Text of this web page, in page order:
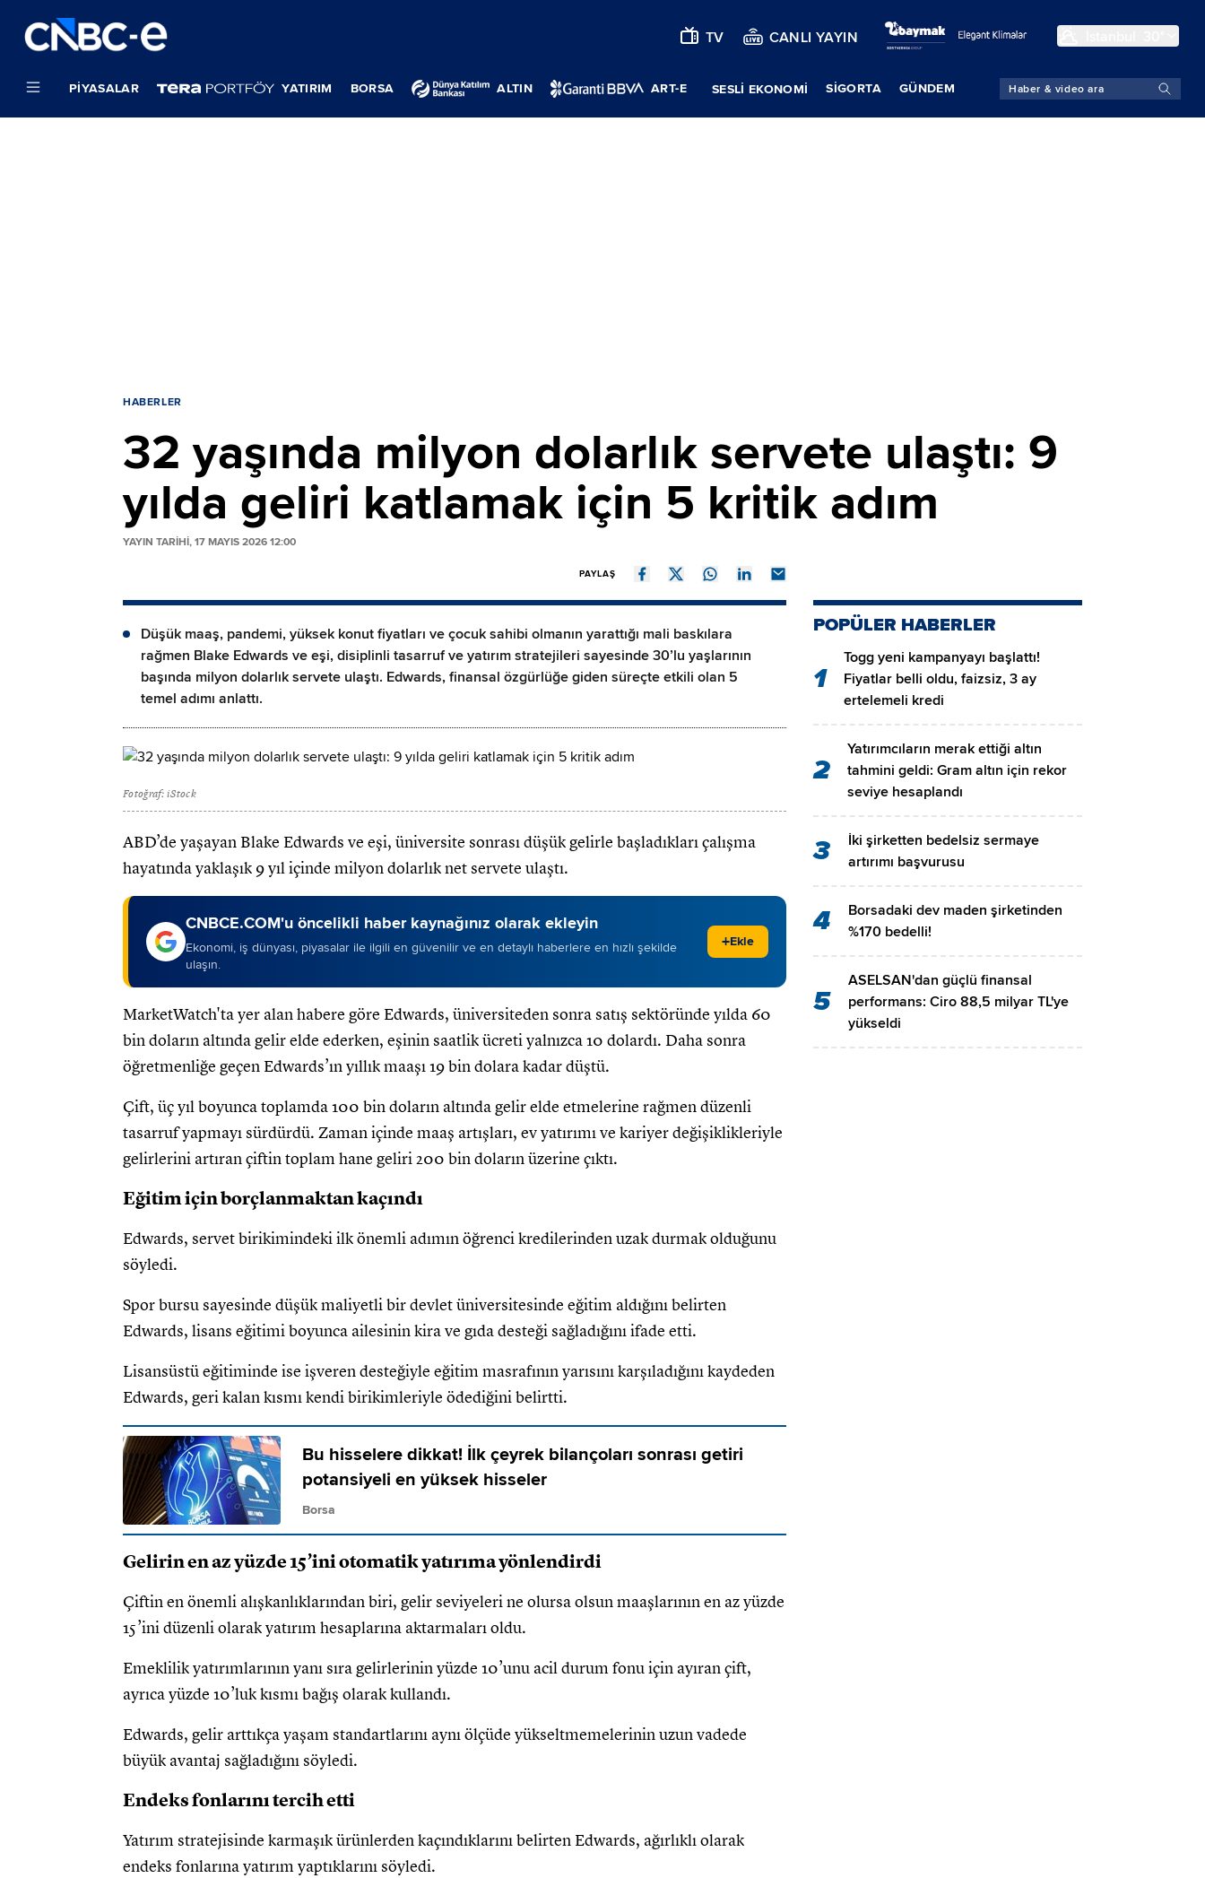
TV CANLI YAYIN
PIYASALAR YATIRIM BORSA ALTIN ART-E SESLİ EKONOMİ SIGORTA GÜNDEM
HABERLER
32 yaşında milyon dolarlık servete ulaştı: 9
yılda geliri katlamak için 5 kritik adım
YAYIN TARİHİ, 17 MAYIS 2026 12:00
PAYLAŞ
Düşük maaş, pandemi, yüksek konut fiyatları ve çocuk sahibi olmanın yarattığı mali baskılara
rağmen Blake Edwards ve eşi, disiplinli tasarruf ve yatırım stratejileri sayesinde 30’lu yaşlarının
başında milyon dolarlık servete ulaştı. Edwards, finansal özgürlüğe giden süreçte etkili olan 5
temel adımı anlattı.
Fotoğraf: iStock
ABD’de yaşayan Blake Edwards ve eşi, üniversite sonrası düşük gelirle başladıkları çalışma
hayatında yaklaşık 9 yıl içinde milyon dolarlık net servete ulaştı.
CNBCE.COM'u öncelikli haber kaynağınız olarak ekleyin
Ekonomi, iş dünyası, piyasalar ile ilgili en güvenilir ve en detaylı haberlere en hızlı şekilde
ulaşın.
+Ekle
MarketWatch'ta yer alan habere göre Edwards, üniversiteden sonra satış sektöründe yılda 60
bin doların altında gelir elde ederken, eşinin saatlik ücreti yalnızca 10 dolardı. Daha sonra
öğretmenliğe geçen Edwards’ın yıllık maaşı 19 bin dolara kadar düştü.
Çift, üç yıl boyunca toplamda 100 bin doların altında gelir elde etmelerine rağmen düzenli
tasarruf yapmayı sürdürdü. Zaman içinde maaş artışları, ev yatırımı ve kariyer değişiklikleriyle
gelirlerini artıran çiftin toplam hane geliri 200 bin doların üzerine çıktı.
Eğitim için borçlanmaktan kaçındı
Edwards, servet birikimindeki ilk önemli adımın öğrenci kredilerinden uzak durmak olduğunu
söyledi.
Spor bursu sayesinde düşük maliyetli bir devlet üniversitesinde eğitim aldığını belirten
Edwards, lisans eğitimi boyunca ailesinin kira ve gıda desteği sağladığını ifade etti.
Lisansüstü eğitiminde ise işveren desteğiyle eğitim masrafının yarısını karşıladığını kaydeden
Edwards, geri kalan kısmı kendi birikimleriyle ödediğini belirtti.
Bu hisselere dikkat! İlk çeyrek bilançoları sonrası getiri
potansiyeli en yüksek hisseler
Borsa
Gelirin en az yüzde 15’ini otomatik yatırıma yönlendirdi
Çiftin en önemli alışkanlıklarından biri, gelir seviyeleri ne olursa olsun maaşlarının en az yüzde
15’ini düzenli olarak yatırım hesaplarına aktarmaları oldu.
Emeklilik yatırımlarının yanı sıra gelirlerinin yüzde 10’unu acil durum fonu için ayıran çift,
ayrıca yüzde 10’luk kısmı bağış olarak kullandı.
Edwards, gelir arttıkça yaşam standartlarını aynı ölçüde yükseltmemelerinin uzun vadede
büyük avantaj sağladığını söyledi.
Endeks fonlarını tercih etti
Yatırım stratejisinde karmaşık ürünlerden kaçındıklarını belirten Edwards, ağırlıklı olarak
endeks fonlarına yatırım yaptıklarını söyledi.
POPÜLER HABERLER
1
Togg yeni kampanyayı başlattı!
Fiyatlar belli oldu, faizsiz, 3 ay
ertelemeli kredi
2
Yatırımcıların merak ettiği altın
tahmini geldi: Gram altın için rekor
seviye hesaplandı
3
İki şirketten bedelsiz sermaye
artırımı başvurusu
4
Borsadaki dev maden şirketinden
%170 bedelli!
5
ASELSAN'dan güçlü finansal
performans: Ciro 88,5 milyar TL'ye
yükseldi